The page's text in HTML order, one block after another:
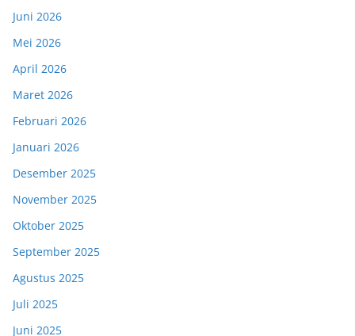
Juni 2026
Mei 2026
April 2026
Maret 2026
Februari 2026
Januari 2026
Desember 2025
November 2025
Oktober 2025
September 2025
Agustus 2025
Juli 2025
Juni 2025